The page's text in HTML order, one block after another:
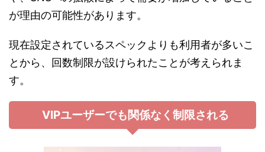
が理由の可能性があります。
現在設定されているスペックよりも利用者が多いこ
とから、回数制限が設けられたことが考えられま
す。
VIPユーザーでも関係なく制限される